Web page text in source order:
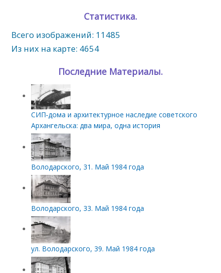
Статистика.
Всего изображений: 11485
Из них на карте: 4654
Последние Материалы.
СИП‑дома и архитектурное наследие советского
Архангельска: два мира, одна история
Володарского, 31. Май 1984 года
Володарского, 33. Май 1984 года
ул. Володарского, 39. Май 1984 года